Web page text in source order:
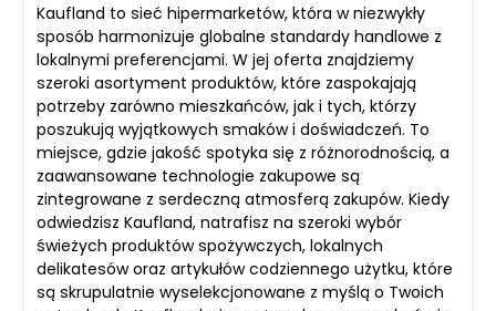
Kaufland to sieć hipermarketów, która w niezwykły
sposób harmonizuje globalne standardy handlowe z
lokalnymi preferencjami. W jej oferta znajdziemy
szeroki asortyment produktów, które zaspokajają
potrzeby zarówno mieszkańców, jak i tych, którzy
poszukują wyjątkowych smaków i doświadczeń. To
miejsce, gdzie jakość spotyka się z różnorodnością, a
zaawansowane technologie zakupowe są
zintegrowane z serdeczną atmosferą zakupów. Kiedy
odwiedzisz Kaufland, natrafisz na szeroki wybór
świeżych produktów spożywczych, lokalnych
delikatesów oraz artykułów codziennego użytku, które
są skrupulatnie wyselekcjonowane z myślą o Twoich